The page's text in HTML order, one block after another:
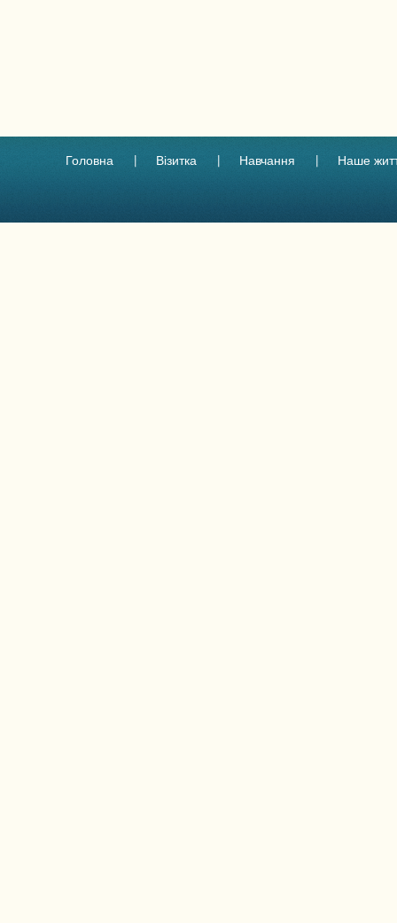
Головна Візитка Навчання Наше